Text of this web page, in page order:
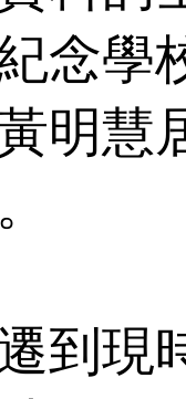
念學
明慧
到現